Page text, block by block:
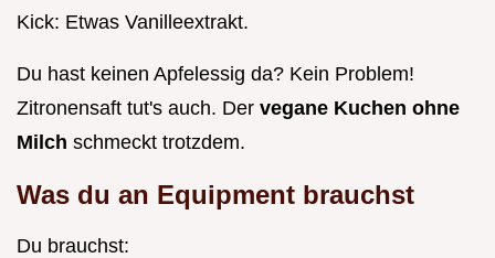
Kick: Etwas Vanilleextrakt.
Du hast keinen Apfelessig da? Kein Problem!
Zitronensaft tut's auch. Der vegane Kuchen ohne
Milch schmeckt trotzdem.
Was du an Equipment brauchst
Du brauchst: